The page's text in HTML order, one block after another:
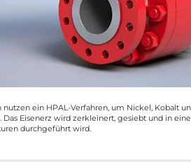
ein HPAL-Verfahren, um Nickel, Kobalt
Eisenerz wird zerkleinert, gesiebt und in
durchgeführt wird.